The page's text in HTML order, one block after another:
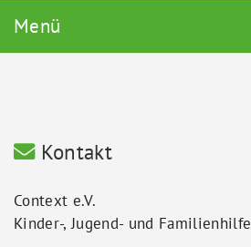
Menü
Kontakt
Context e.V.
Kinder-, Jugend- und Familienhilfe